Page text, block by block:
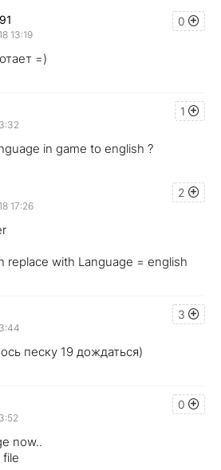
0
13:19
=)
1
in game to english ?
2
17:26
replace with Language = english
3
песку 19 дождаться)
0
now..
file